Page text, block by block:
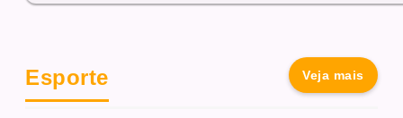
Esporte Veja mais